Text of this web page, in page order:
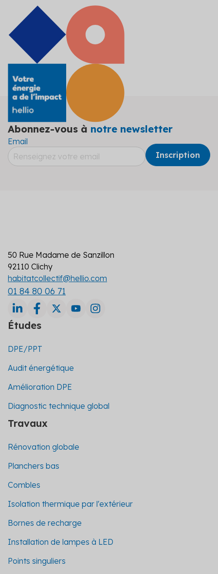
Abonnez-vous à notre newsletter
Email
50 Rue Madame de Sanzillon
92110 Clichy
habitatcollectif@hellio.com
01 84 80 06 71
Études
DPE/PPT
Audit énergétique
Amélioration DPE
Diagnostic technique global
Travaux
Rénovation globale
Planchers bas
Combles
Isolation thermique par l'extérieur
Bornes de recharge
Installation de lampes à LED
Points singuliers